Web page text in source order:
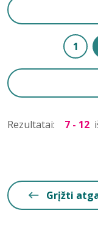
1
Rezultatai: 7 - 12
Grįžti